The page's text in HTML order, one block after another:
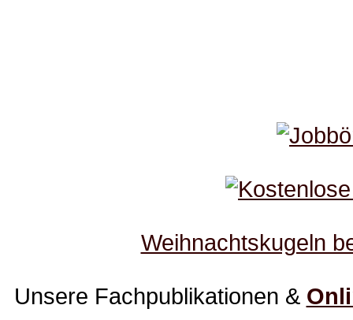
Weihnachtskugeln
Unsere Fachpublikationen &